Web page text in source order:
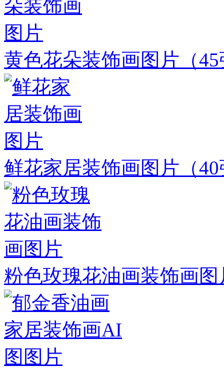
黄色花朵装饰画图片 （
鲜花家居装饰画图片 （
粉色玫瑰花油画装饰画图